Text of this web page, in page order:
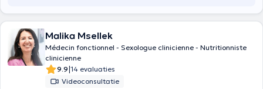
Malika Msellek
Médecin fonctionnel - Sexologue clinicienne - Nutritionniste
clinicienne
9.9|14 evaluaties
Videoconsultatie